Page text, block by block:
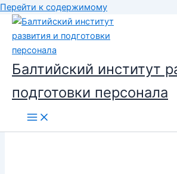
Перейти к содержимому
Балтийский институт
подготовки персонала